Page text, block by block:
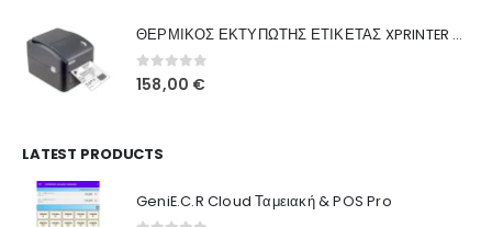
160,00 €. είναι:
ΘΕΡΜΙΚΟΣ ΕΚΤΥΠΩΤΗΣ ΕΤΙΚΕΤΑΣ XPRINTER XP-420B
0out of 5
158,00 €
LATEST PRODUCTS
GeniE.C.R Cloud Ταμειακή & POS Pro
Γιατί Εμάς
Blog
Όροι Χρήσης